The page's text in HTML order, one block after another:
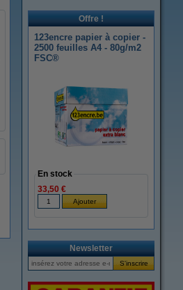
Offre !
123encre papier à copier -
2500 feuilles A4 - 80g/m2
FSC®
En stock
33,50 €
Newsletter